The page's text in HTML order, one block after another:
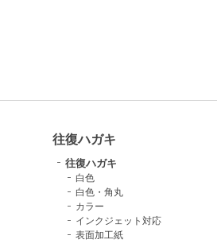
往復ハガキ
往復ハガキ
白色
白色・角丸
カラー
インクジェット対応
表面加工紙